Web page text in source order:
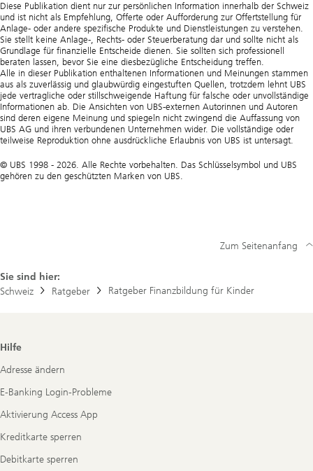
Diese Publikation dient nur zur persönlichen Information innerhalb der Schweiz
und ist nicht als Empfehlung, Offerte oder Aufforderung zur Offertstellung für
Anlage- oder andere spezifische Produkte und Dienstleistungen zu verstehen.
Sie stellt keine Anlage-, Rechts- oder Steuerberatung dar und sollte nicht als
Grundlage für finanzielle Entscheide dienen. Sie sollten sich professionell
beraten lassen, bevor Sie eine diesbezügliche Entscheidung treffen.
Alle in dieser Publikation enthaltenen Informationen und Meinungen stammen
aus als zuverlässig und glaubwürdig eingestuften Quellen, trotzdem lehnt UBS
jede vertragliche oder stillschweigende Haftung für falsche oder unvollständige
Informationen ab. Die Ansichten von UBS-externen Autorinnen und Autoren
sind deren eigene Meinung und spiegeln nicht zwingend die Auffassung von
UBS AG und ihren verbundenen Unternehmen wider. Die vollständige oder
teilweise Reproduktion ohne ausdrückliche Erlaubnis von UBS ist untersagt.
© UBS 1998 - 2026. Alle Rechte vorbehalten. Das Schlüsselsymbol und UBS
gehören zu den geschützten Marken von UBS.
Sie sind hier:
Schweiz
Ratgeber Ratgeber Finanzbildung für Kinder
Zum Seitenanfang
Footer
Hilfe
Adresse ändern
E-Banking Login-Probleme
Aktivierung Access App
Kreditkarte sperren
Debitkarte sperren